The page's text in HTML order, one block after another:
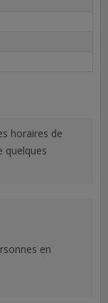
horaires de
quelques
en